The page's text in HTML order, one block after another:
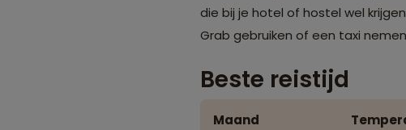
die bij je hotel of hostel wel
Grab gebruiken of een taxi
Beste reistijd
Maand